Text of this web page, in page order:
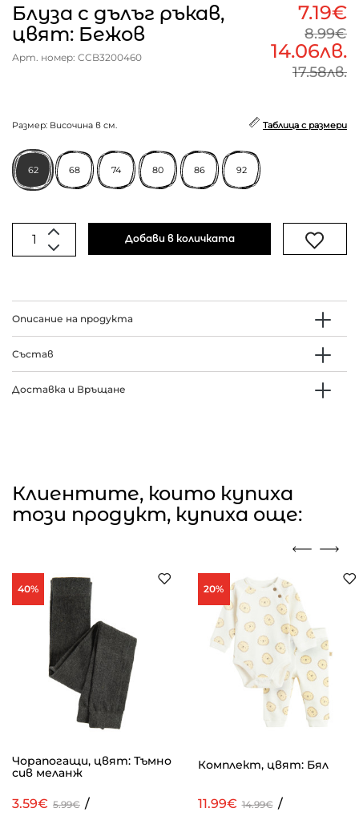
Блуза с дълъг ръкав,
цвят: Бежов
Арт. номер: CCB3200460
7.19€
8.99€
14.06лв.
17.58лв.
Размер: Височина в см. Таблица с размери
62 68 74 80 86 92
Добави в количката
Описание на продукта
Състав
Доставка и Връщане
Клиентите, които купиха
този продукт, купиха още:
40%
Чорапогащи, цвят: Тъмно
сив меланж
3.59€ 5.99€ /
20%
Комплект, цвят: Бял
11.99€ 14.99€ /